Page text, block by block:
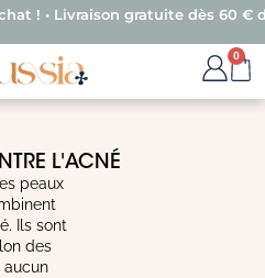
! • Livraison gratuite dès 60 €
0
L'ACNÉ
peaux
Ils sont
des
aucun